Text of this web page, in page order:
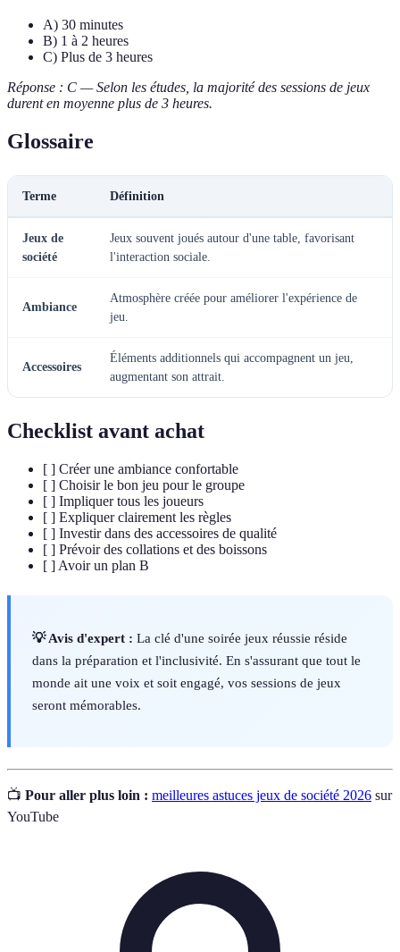
A) 30 minutes
B) 1 à 2 heures
C) Plus de 3 heures
Réponse : C — Selon les études, la majorité des sessions de jeux
durent en moyenne plus de 3 heures.
Glossaire
Terme Définition
Jeux de
société
Jeux souvent joués autour d'une table, favorisant
l'interaction sociale.
Ambiance
Atmosphère créée pour améliorer l'expérience de
jeu.
Accessoires
Éléments additionnels qui accompagnent un jeu,
augmentant son attrait.
Checklist avant achat
[ ] Créer une ambiance confortable
[ ] Choisir le bon jeu pour le groupe
[ ] Impliquer tous les joueurs
[ ] Expliquer clairement les règles
[ ] Investir dans des accessoires de qualité
[ ] Prévoir des collations et des boissons
[ ] Avoir un plan B
💡 Avis d'expert : La clé d'une soirée jeux réussie réside
dans la préparation et l'inclusivité. En s'assurant que tout le
monde ait une voix et soit engagé, vos sessions de jeux
seront mémorables.
📺 Pour aller plus loin : meilleures astuces jeux de société 2026 sur
YouTube